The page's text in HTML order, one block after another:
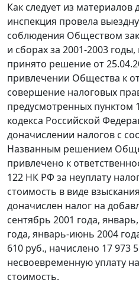
Как следует из материалов
инспекция провела
соблюдения Обществом
и сборах за 2001-2003
принято решение от
привлечении Общества к
совершение налоговых
предусмотренных пунктом
кодекса Российской
доначислении налогов с
Названным решением
привлечено к
122 НК РФ за неуплату
стоимость в виде
доначислен налог на
сентябрь 2001 года,
года, январь-июнь 2004
610 руб., начислено 17 973
несвоевременную уплату
стоимость.